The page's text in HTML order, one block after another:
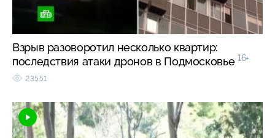
Взрыв разоворотил несколько квартир:
последствия атаки дронов в Подмосковье 16+
23551